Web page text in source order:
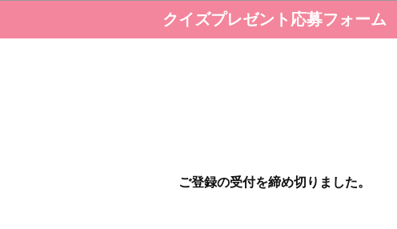
クイズプレゼント応募フォーム
ご登録の受付を締め切りました。